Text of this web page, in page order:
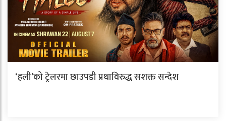
‘हली’को ट्रेलरमा छाउपडी प्रथाविरुद्ध सशक्त सन्देश